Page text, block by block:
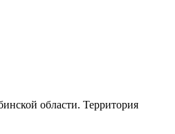
области. Территория